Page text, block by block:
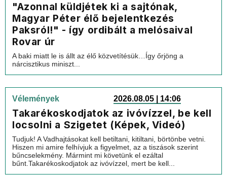
"Azonnal küldjétek ki a sajtónak,
Magyar Péter élő bejelentkezés
Paksról!" - így ordibált a melósaival
Rovar úr
A baki miatt le is állt az élő közvetítésük…Így őrjöng a
nárcisztikus miniszt...
Vélemények 2026.08.05 | 14:06
Takarékoskodjatok az ivóvízzel, be kell
locsolni a Szigetet (Képek, Videó)
Tudjuk! A Vadhajtásokat kell betiltani, kitiltani, börtönbe vetni.
Hiszen mi amire felhívjuk a figyelmet, az a tiszások szerint
bűncselekmény. Mármint mi követünk el ezáltal
bűnt.Takarékoskodjatok az ivóvízzel, mert be kell...